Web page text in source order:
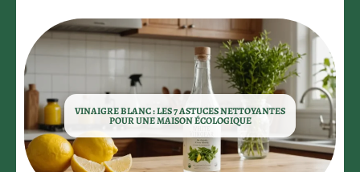
VINAIGRE BLANC : LES 7 ASTUCES NETTOYANTES
POUR UNE MAISON ÉCOLOGIQUE